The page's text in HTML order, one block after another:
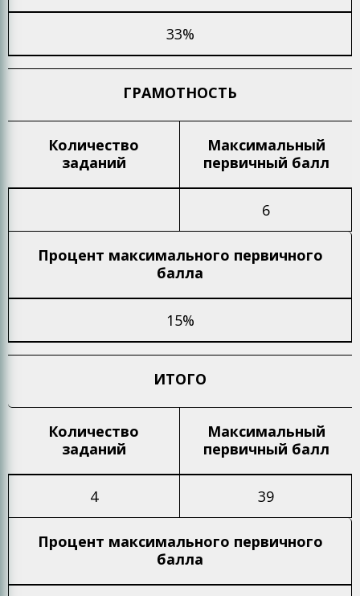
33%
ГРАМОТНОСТЬ
Количество
заданий
Максимальный
первичный балл
6
Процент максимального первичного
балла
15%
ИТОГО
Количество
заданий
Максимальный
первичный балл
4 39
Процент максимального первичного
балла